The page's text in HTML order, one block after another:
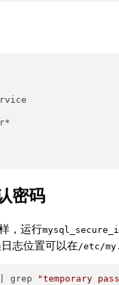
密码
，运行
志位置可以在/etc/
grep "temporary